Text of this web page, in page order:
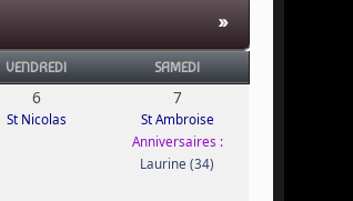
»
VENDREDI SAMEDI
6
St Nicolas
7
St Ambroise
Anniversaires :
Laurine (34)